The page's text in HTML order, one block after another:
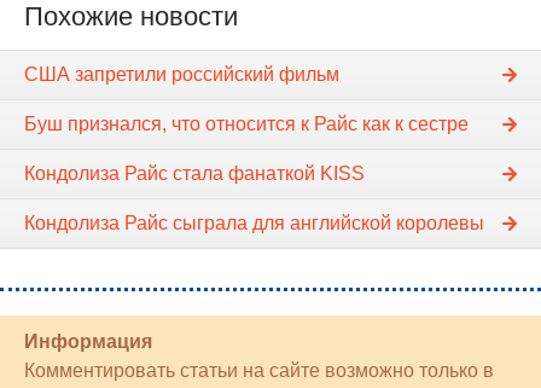
Похожие новости
США запретили российский фильм
Буш признался, что относится к Райс как к сестре
Кондолиза Райс стала фанаткой KISS
Кондолиза Райс сыграла для английской королевы
Информация
Комментировать статьи на сайте возможно только в